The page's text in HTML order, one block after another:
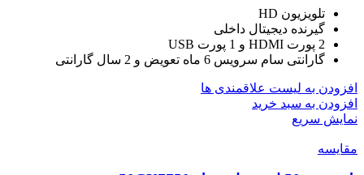
تلویزیون HD
گیرنده دیجیتال داخلی
2 پورت HDMI و 1 پورت USB
گارانتی سام سرویس 6 ماه تعویض و 2 سال گارانتی
افزودن به لیست علاقمندی ها
افزودن به سبد خرید
نمایش سریع
مقایسه